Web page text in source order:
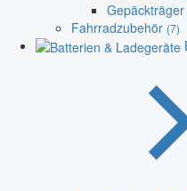
Fahrradzubehör (7)